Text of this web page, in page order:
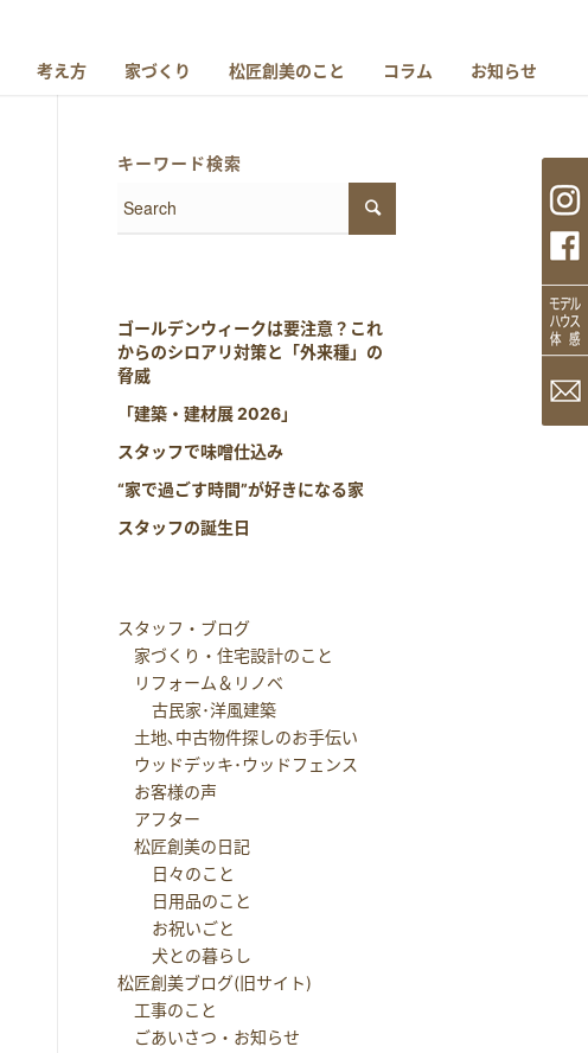
考え方 家づくり 松匠創美のこと コラム お知らせ
キーワード検索
ゴールデンウィークは要注意？これ
からのシロアリ対策と「外来種」の
脅威
「建築・建材展 2026」
スタッフで味噌仕込み
“家で過ごす時間”が好きになる家
スタッフの誕生日
スタッフ・ブログ
家づくり・住宅設計のこと
リフォーム＆リノベ
古民家･洋風建築
土地､中古物件探しのお手伝い
ウッドデッキ･ウッドフェンス
お客様の声
アフター
松匠創美の日記
日々のこと
日用品のこと
お祝いごと
犬との暮らし
松匠創美ブログ(旧サイト)
工事のこと
ごあいさつ・お知らせ